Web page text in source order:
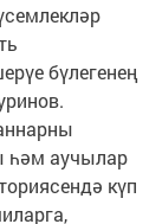
бүлегенең
һәм аучылар
күп